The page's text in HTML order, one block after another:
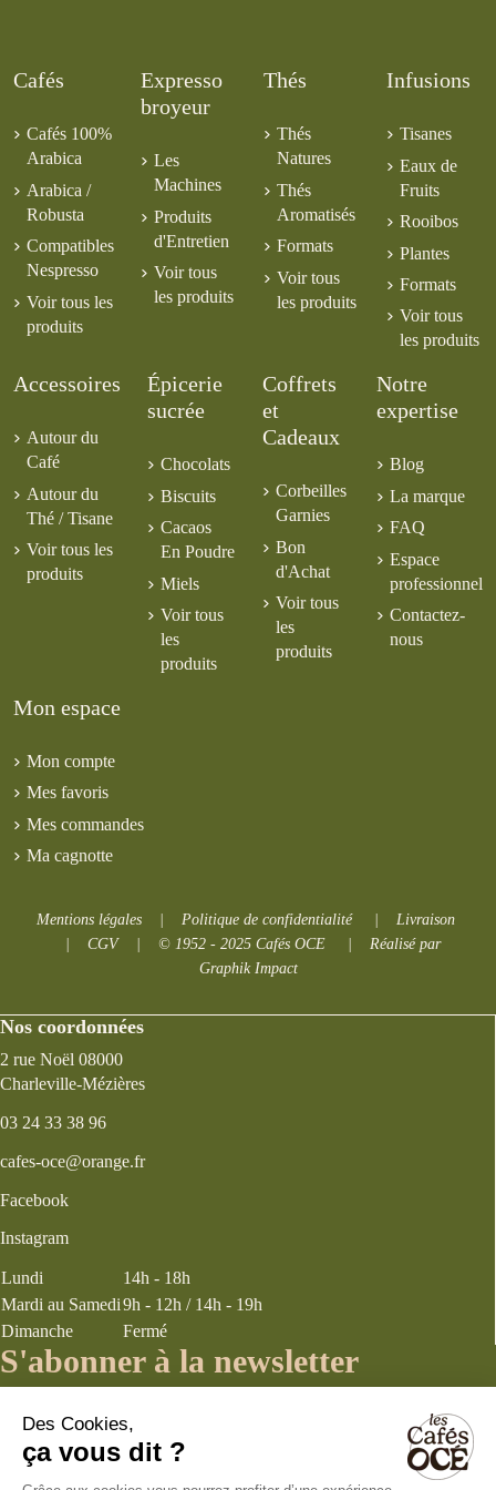
Cafés
Cafés 100%
Arabica
Arabica /
Robusta
Compatibles
Nespresso
Voir tous les
produits
Expresso
broyeur
Les
Machines
Produits
d'Entretien
Voir tous
les produits
Thés
Thés
Natures
Thés
Aromatisés
Formats
Voir tous
les produits
Infusions
Tisanes
Eaux de
Fruits
Rooibos
Plantes
Formats
Voir tous
les produits
Accessoires
Autour du
Café
Autour du
Thé / Tisane
Voir tous les
produits
Épicerie
sucrée
Chocolats
Biscuits
Cacaos
En Poudre
Miels
Voir tous
les
produits
Coffrets
et
Cadeaux
Corbeilles
Garnies
Bon
d'Achat
Voir tous
les
produits
Notre
expertise
Blog
La marque
FAQ
Espace
professionnel
Contactez-
nous
Mon espace
Mon compte
Mes favoris
Mes commandes
Ma cagnotte
Mentions légales Politique de confidentialité| Livraison
CGV| © 1952 - 2025 Cafés OCE| Réalisé par
Graphik Impact
Nos coordonnées
2 rue Noël 08000
Charleville-Mézières
03 24 33 38 96
cafes-oce@orange.fr
Facebook
Instagram
Lundi
14h - 18h
Mardi au Samedi9h - 12h / 14h - 19h
Dimanche
Fermé
S'abonner à la newsletter
énoncés dans la page politique de